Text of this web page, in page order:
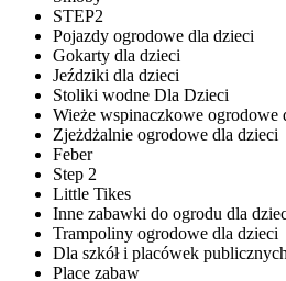
STEP2
Pojazdy ogrodowe dla dzieci
Gokarty dla dzieci
Jeździki dla dzieci
Stoliki wodne Dla Dzieci
Wieże wspinaczkowe ogrodowe
Zjeżdżalnie ogrodowe dla dzieci
Feber
Step 2
Little Tikes
Inne zabawki do ogrodu dla
Trampoliny ogrodowe dla dzieci
Dla szkół i placówek publicznych
Place zabaw